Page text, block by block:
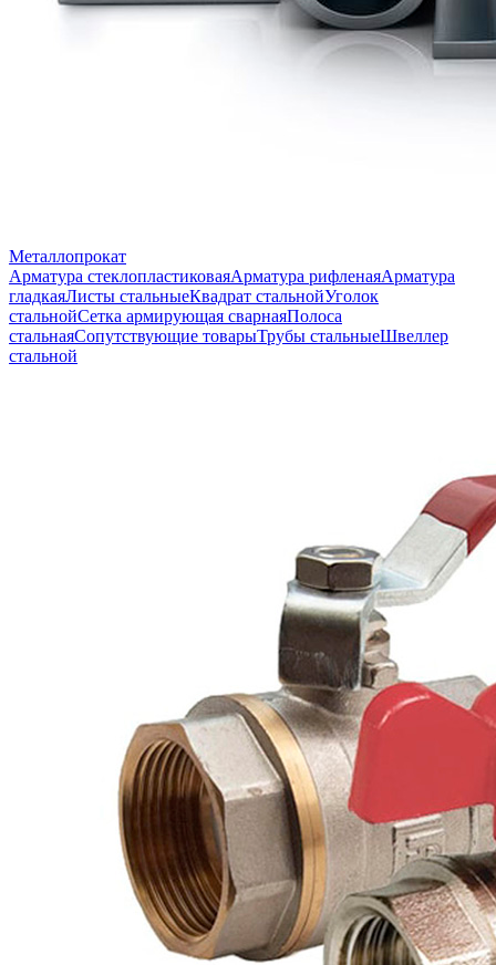
Металлопрокат
Арматура стеклопластиковаяАрматура рифленаяАрматура
гладкаяЛисты стальныеКвадрат стальнойУголок
стальнойСетка армирующая сварнаяПолоса
стальнаяСопутствующие товарыТрубы стальныеШвеллер
стальной